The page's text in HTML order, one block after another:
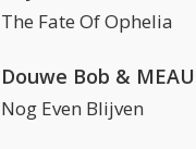
The Fate Of Ophelia
Douwe Bob & MEAU
Nog Even Blijven